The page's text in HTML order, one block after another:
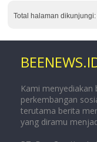
Total halaman
Kami
perkembangan
terutama berita
yang diramu